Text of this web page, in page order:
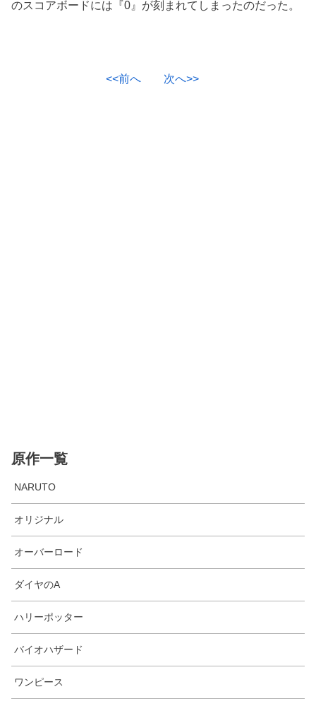
のスコアボードには『0』が刻まれてしまったのだった。
<<前へ 次へ>>
原作一覧
NARUTO
オリジナル
オーバーロード
ダイヤのA
ハリーポッター
バイオハザード
ワンピース